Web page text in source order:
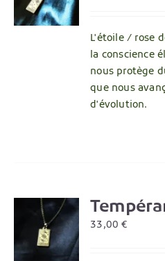
L'étoile / rose
la conscience
nous protège
que nous
d'évolution.
33,00€